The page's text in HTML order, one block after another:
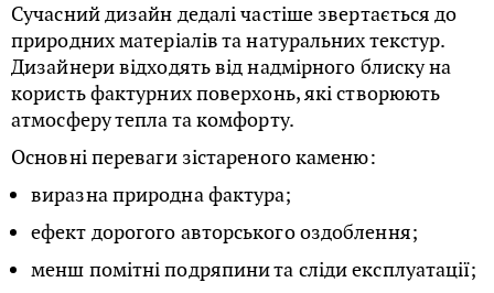
Сучасний дизайн дедалі частіше звертається до
природних матеріалів та натуральних текстур.
Дизайнери відходять від надмірного блиску на
користь фактурних поверхонь, які створюють
атмосферу тепла та комфорту.
Основні переваги зістареного каменю:
виразна природна фактура;
ефект дорогого авторського оздоблення;
менш помітні подряпини та сліди експлуатації;